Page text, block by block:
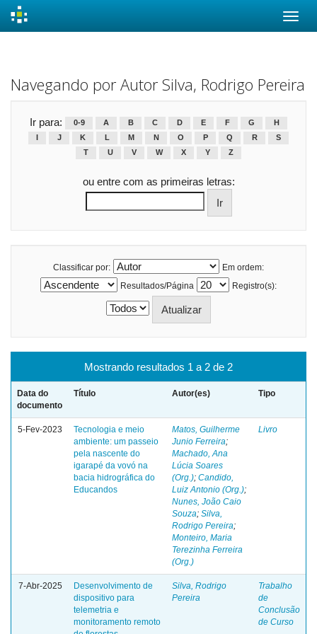
Navegando por Autor Silva, Rodrigo Pereira
Ir para: 0-9 A B C D E F G
H
J K L M N O P Q R
S
T
U V W X Y Z
ou entre com as primeiras letras:
Classificar por:
Em ordem:
Resultados/Página
Registro(s):
Mostrando resultados 1 a 2 de 2
Data do
documento
Título Autor(es) Tipo
5-Fev-2023
Tecnologia e meio
ambiente: um passeio
pela nascente do
igarapé da vovó na
bacia hidrográfica do
Educandos
Matos, Guilherme
Junio Ferreira;
Machado, Ana
Lúcia Soares
(Org.); Candido,
Luiz Antonio (Org.);
Nunes, João Caio
Souza; Silva,
Rodrigo Pereira;
Monteiro, Maria
Terezinha Ferreira
(Org.)
Livro
7-Abr-2025
Desenvolvimento de
dispositivo para
telemetria e
monitoramento remoto
Silva, Rodrigo
Pereira
Trabalho
de
Conclusão
de Curso